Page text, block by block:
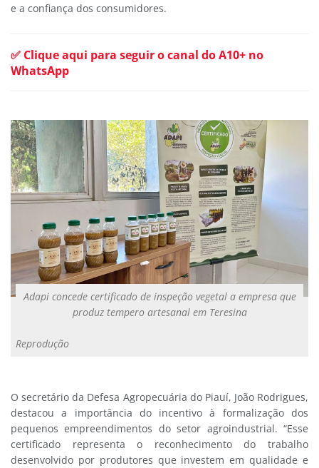
e a confiança dos consumidores.
✅ Clique aqui para seguir o canal do A10+ no
WhatsApp
Adapi concede certificado de inspeção vegetal a empresa que
produz tempero artesanal em Teresina
Reprodução
O secretário da Defesa Agropecuária do Piauí, João Rodrigues,
destacou a importância do incentivo à formalização dos
pequenos empreendimentos do setor agroindustrial. “Esse
certificado representa o reconhecimento do trabalho
desenvolvido por produtores que investem em qualidade e